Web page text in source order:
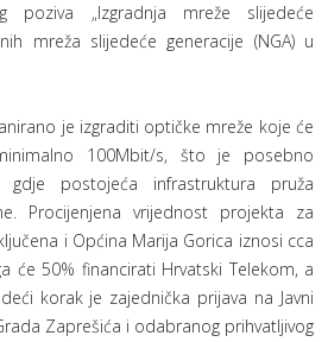
poziva „Izgradnja mreže slijedeće
mreža slijedeće generacije (NGA) u
je izgraditi optičke mreže koje će
100Mbit/s, što je posebno
postojeća infrastruktura pruža
Procijenjena vrijednost projekta za
i Općina Marija Gorica iznosi cca
će 50% financirati Hrvatski Telekom, a
korak je zajednička prijava na Javni
Zaprešića i odabranog prihvatljivog